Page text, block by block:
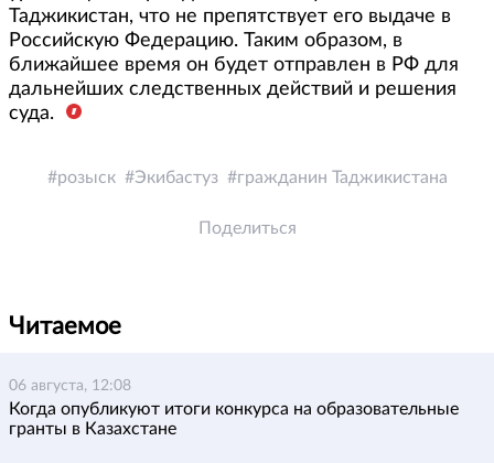
Таджикистан, что не препятствует его выдаче в
Российскую Федерацию. Таким образом, в
ближайшее время он будет отправлен в РФ для
дальнейших следственных действий и решения
суда.
розыск Экибастуз гражданин Таджикистана
Поделиться
Читаемое
06 августа, 12:08
Когда опубликуют итоги конкурса на образовательные
гранты в Казахстане